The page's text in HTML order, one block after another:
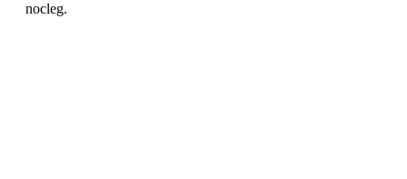
nocleg.